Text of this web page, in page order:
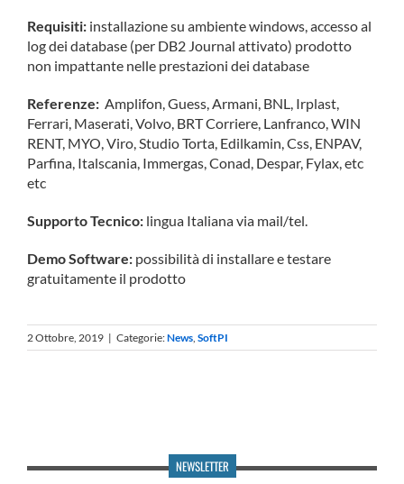
Requisiti: installazione su ambiente windows, accesso al
log dei database (per DB2 Journal attivato) prodotto
non impattante nelle prestazioni dei database
Referenze: Amplifon, Guess, Armani, BNL, Irplast,
Ferrari, Maserati, Volvo, BRT Corriere, Lanfranco, WIN
RENT, MYO, Viro, Studio Torta, Edilkamin, Css, ENPAV,
Parfina, Italscania, Immergas, Conad, Despar, Fylax, etc
etc
Supporto Tecnico: lingua Italiana via mail/tel.
Demo Software: possibilità di installare e testare
gratuitamente il prodotto
2 Ottobre, 2019 | Categorie:News, SoftPI
NEWSLETTER